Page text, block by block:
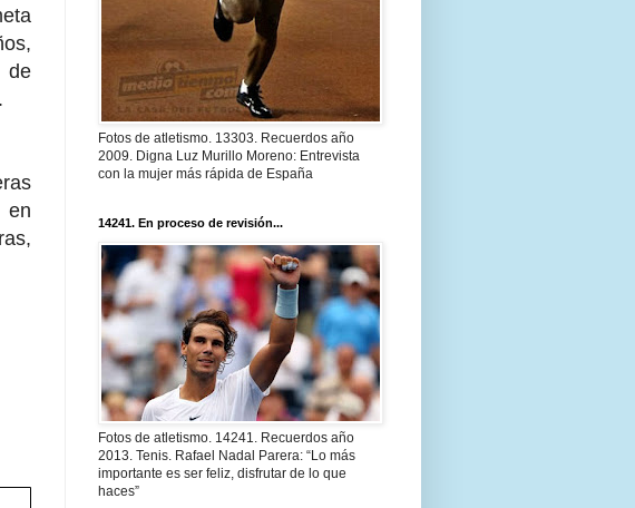
de
en
Fotos de atletismo. 13303. Recuerdos año
2009. Digna Luz Murillo Moreno: Entrevista
con la mujer más rápida de España
14241. En proceso de revisión...
Fotos de atletismo. 14241. Recuerdos año
2013. Tenis. Rafael Nadal Parera: “Lo más
importante es ser feliz, disfrutar de lo que
haces”